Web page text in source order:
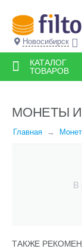
Новосибирск
КАТАЛОГ
ТОВАРОВ
МОНЕТЫ
Главная
В
ТАКЖЕ